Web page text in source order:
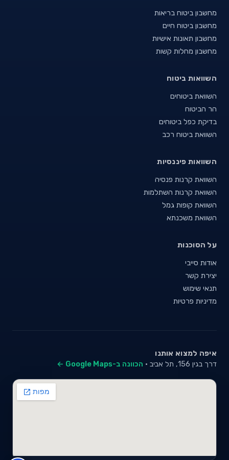
מחשבון ביטוח בריאות
מחשבון ביטוח חיים
מחשבון תאונות אישיות
מחשבון מחלות קשות
השוואות ביטוח
השוואת ביטוחים
הר הביטוח
בדיקת כפל ביטוחים
השוואת ביטוח רכב
השוואות פיננסיות
השוואת קרנות פנסיה
השוואת קרנות השתלמות
השוואת קופות גמל
השוואת משכנתא
על הסוכנות
אודות סייבי
יצירת קשר
תנאי שימוש
מדיניות פרטיות
איפה למצוא אותנו
דרך בגין 156, תל אביב · הכוונה ב-Google Maps ←